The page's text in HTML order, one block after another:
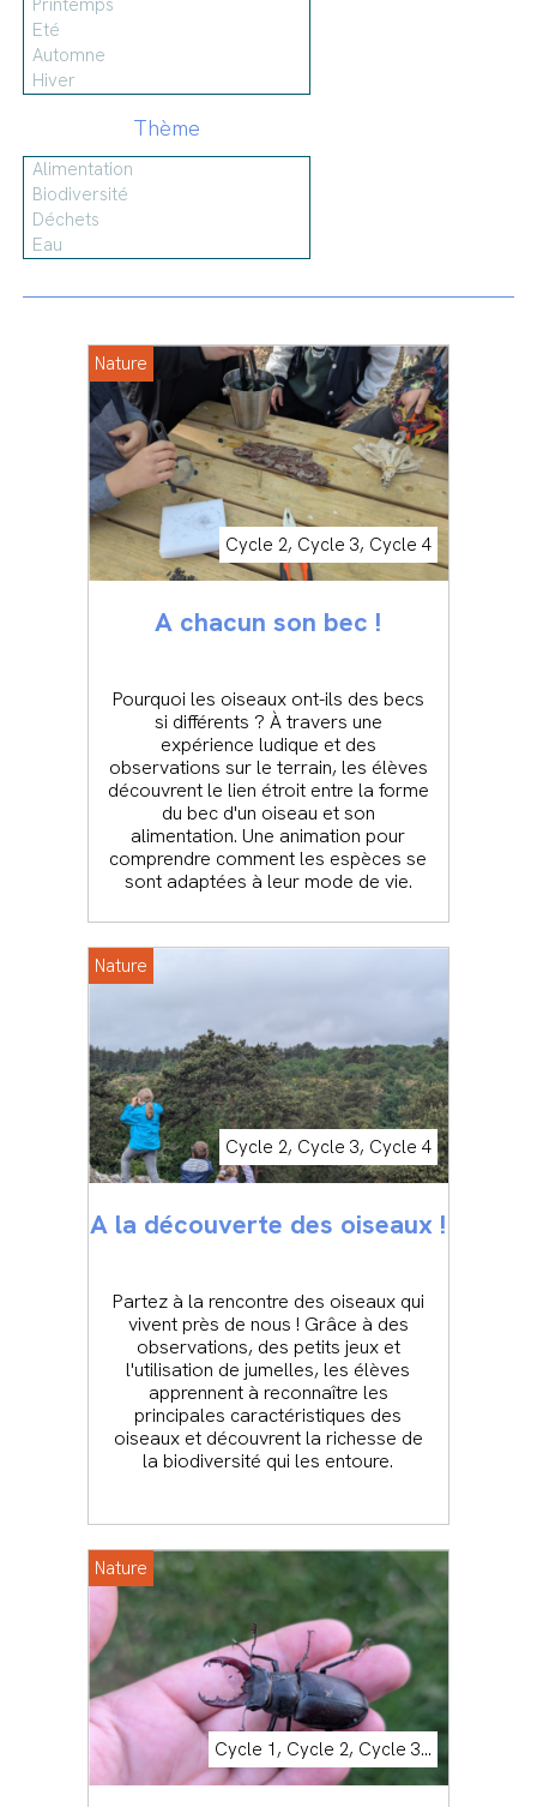
Thème
Nature
Cycle 2, Cycle 3, Cycle 4
A chacun son bec !
Pourquoi les oiseaux ont-ils des becs
si différents ? À travers une
expérience ludique et des
observations sur le terrain, les élèves
découvrent le lien étroit entre la forme
du bec d'un oiseau et son
alimentation. Une animation pour
comprendre comment les espèces se
sont adaptées à leur mode de vie.
Nature
Cycle 2, Cycle 3, Cycle 4
A la découverte des oiseaux !
Partez à la rencontre des oiseaux qui
vivent près de nous ! Grâce à des
observations, des petits jeux et
l'utilisation de jumelles, les élèves
apprennent à reconnaître les
principales caractéristiques des
oiseaux et découvrent la richesse de
la biodiversité qui les entoure.
Nature
Cycle 1, Cycle 2, Cycle 3...